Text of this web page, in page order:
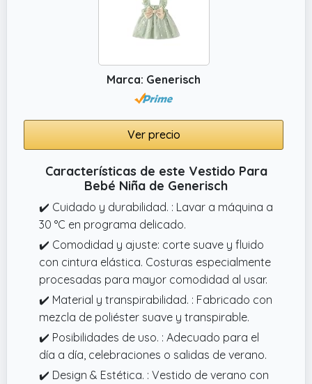
shower, festivales y regalos de cumpleaños,
Marca: Generisch
Ver precio
Características de este Vestido Para
Bebé Niña de Generisch
✔️ Cuidado y durabilidad. : Lavar a máquina a
30 °C en programa delicado.
✔️ Comodidad y ajuste: corte suave y fluido
con cintura elástica. Costuras especialmente
procesadas para mayor comodidad al usar.
✔️ Material y transpirabilidad. : Fabricado con
mezcla de poliéster suave y transpirable.
✔️ Posibilidades de uso. : Adecuado para el
día a día, celebraciones o salidas de verano.
✔️ Design & Estética. : Vestido de verano con